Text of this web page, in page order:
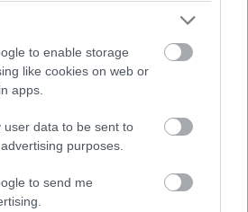
to enable storage
like cookies on web or
apps.
user data to be sent to
purposes.
to send me
Alb, Galben, Roz